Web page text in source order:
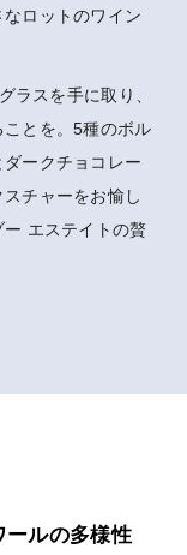
ロットのワイン
ラスを手に取り、
とを。5種のボル
ークチョコレー
チャーをお愉し
エステイトの贅
ールの多様性